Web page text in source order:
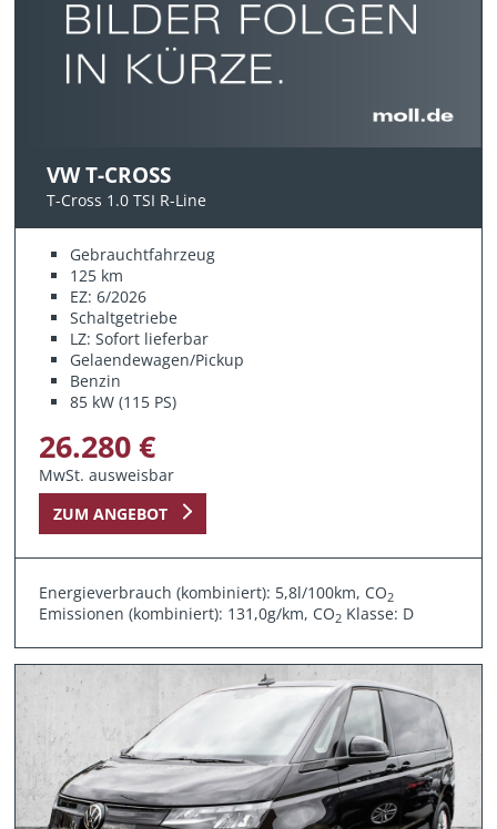
VW T-CROSS
T-Cross 1.0 TSI R-Line
Gebrauchtfahrzeug
125 km
EZ: 6/2026
Schaltgetriebe
LZ: Sofort lieferbar
Gelaendewagen/Pickup
Benzin
85 kW (115 PS)
26.280 €
MwSt. ausweisbar
ZUM ANGEBOT
Energieverbrauch (kombiniert): 5,8l/100km, CO2
Emissionen (kombiniert): 131,0g/km, CO2 Klasse: D